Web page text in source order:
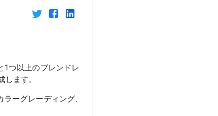
1つ以上のブレンドレ
ます。
ーグレーディング、